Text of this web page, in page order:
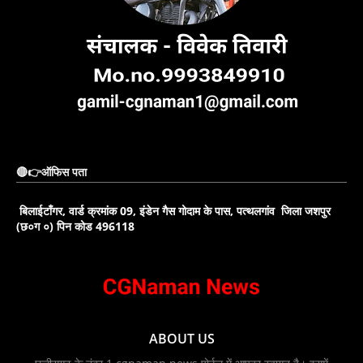
🔴👉ऑफिस पता
बिलाईटाँगर, वार्ड क्रमांक 09, इंडेन गैस गोदाम के पास, पत्थलगांव जिला जशपुर
(छ०ग ०) पिन कोड 496118
ABOUT US